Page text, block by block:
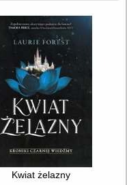
Kwiat żelazny